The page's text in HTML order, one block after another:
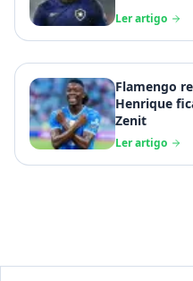
Ler artigo
Flamengo
Henrique
Zenit
Ler artigo